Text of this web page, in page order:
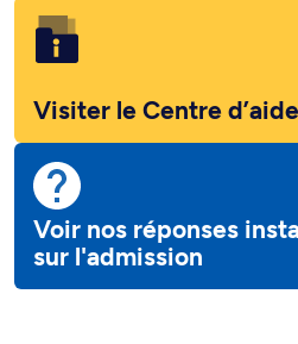
Visiter le Centre
Voir nos réponses
sur l'admission